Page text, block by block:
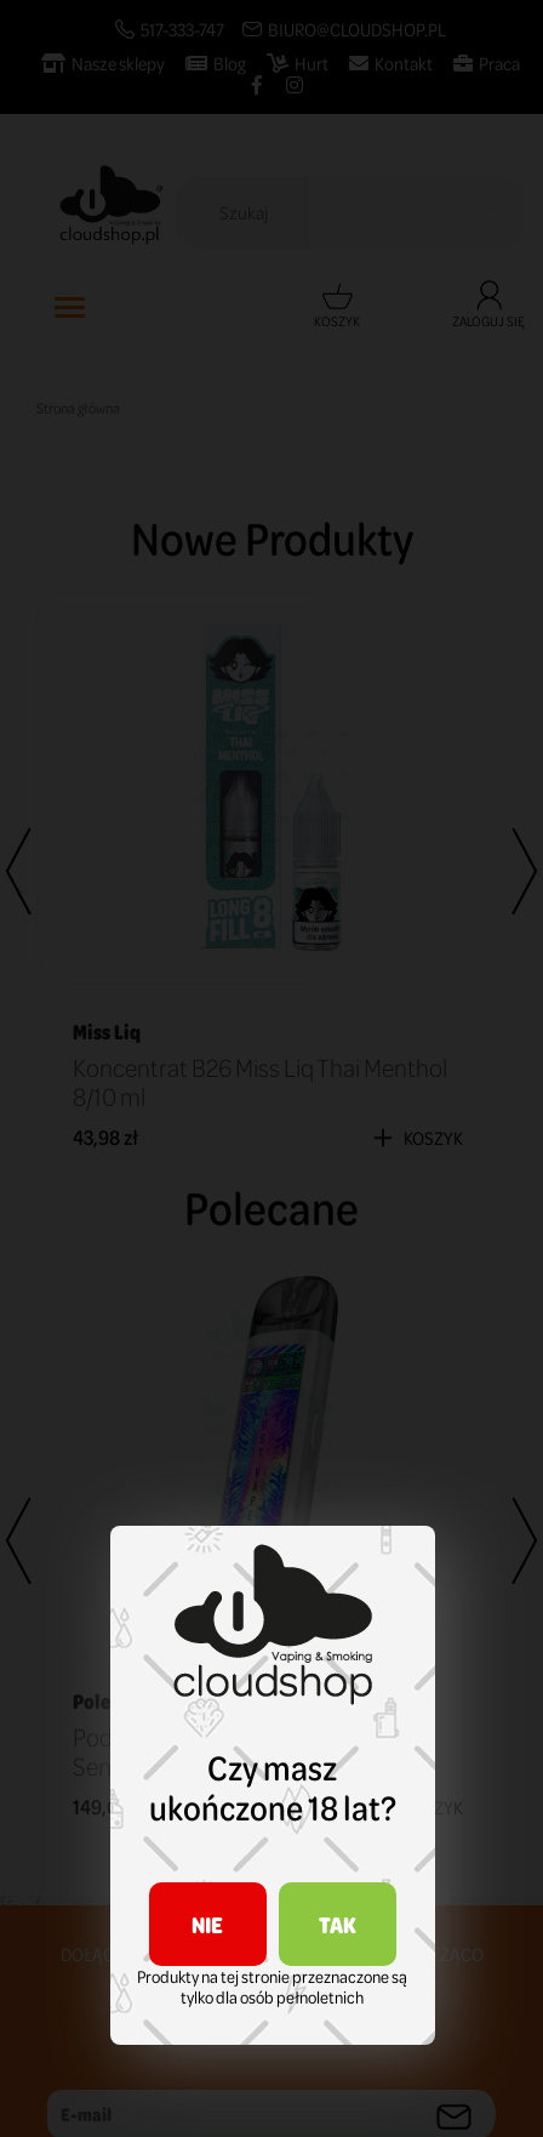
517-333-747
BIURO@CLOUDSHOP.PL
Nasze sklepy
Blog Hurt Kontakt Praca
KOSZYK ZALOGUJ SIĘ
Nowe Produkty
Miss Liq
Koncentrat B26 Miss Liq Thai Menthol
8/10 ml
43,98 zł KOSZYK
Polecane
Polecane
Pod Lost Vape Ursa Nano Freedom
Sentinal
149,00 zł KOSZYK
DOŁĄCZ DO NASZEJ SPOŁECZNOŚCI I BĄDŹ NA BIEŻĄCO
Czy masz
ukończone 18 lat?
NIE TAK
Produkty na tej stronie przeznaczone są
tylko dla osób pełnoletnich